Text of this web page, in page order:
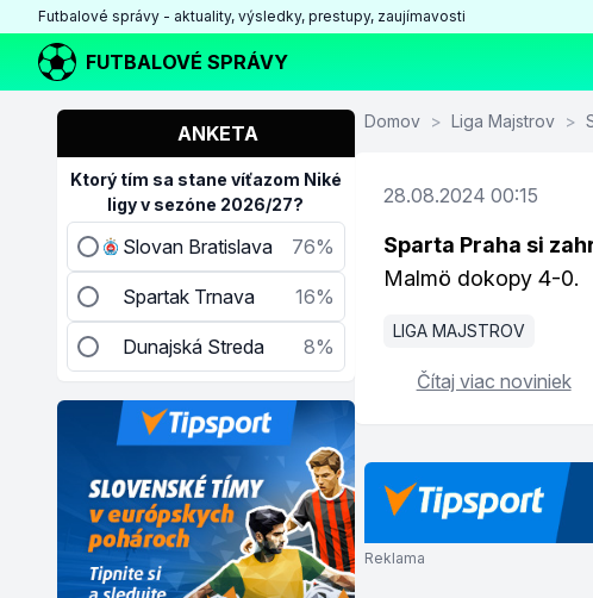
Futbalové správy - aktuality, výsledky, prestupy, zaujímavosti
FUTBALOVÉ SPRÁVY
ANKETA
Ktorý tím sa stane víťazom Niké
ligy v sezóne 2026/27?
Slovan Bratislava 76%
Spartak Trnava 16%
Dunajská Streda 8%
Domov > Liga Majstrov >
28.08.2024 00:15
Sparta Praha si
Malmö dokopy 4-0.
LIGA MAJSTROV
Čítaj viac noviniek
Reklama